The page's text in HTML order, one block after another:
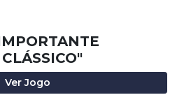
Ver Jogo